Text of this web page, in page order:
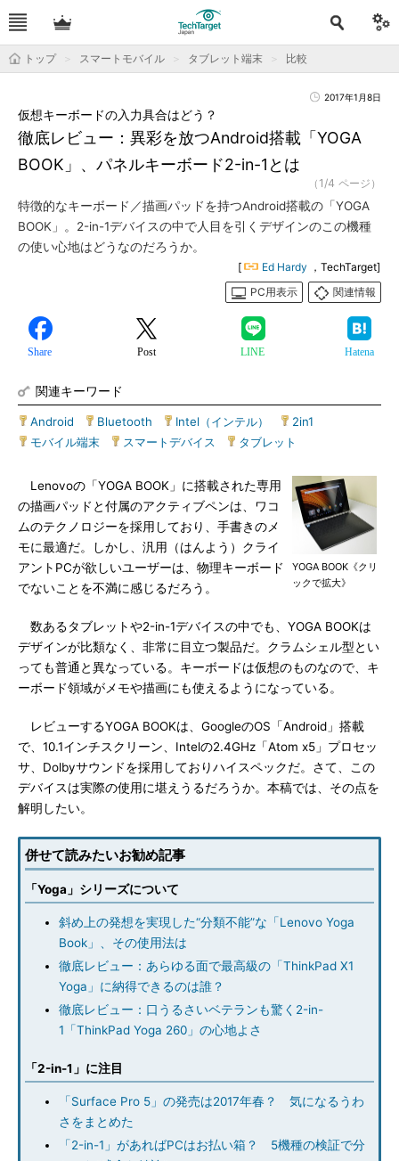
トップ スマートモバイル タブレット端末 比較
2017年1月8日
徹底レビュー：異彩を放つAndroid搭載「YOGA
BOOK」、パネルキーボード2-in-1とは
仮想キーボードの入力具合はどう？
（1/4 ページ）
特徴的なキーボード／描画パッドを持つAndroid搭載の「YOGA
BOOK」。2-in-1デバイスの中で人目を引くデザインのこの機種
の使い心地はどうなのだろうか。
[ Ed Hardy ，TechTarget]
PC用表示
関連情報
Share Post LINE Hatena
関連キーワード
Android Bluetooth Intel（インテル） 2in1
モバイル端末
スマートデバイス タブレット
YOGA BOOK《クリ
ックで拡大》
Lenovoの「YOGA BOOK」に搭載された専用
の描画パッドと付属のアクティブペンは、ワコ
ムのテクノロジーを採用しており、手書きのメ
モに最適だ。しかし、汎用（はんよう）クライ
アントPCが欲しいユーザーは、物理キーボード
でないことを不満に感じるだろう。
数あるタブレットや2-in-1デバイスの中でも、YOGA BOOKは
デザインが比類なく、非常に目立つ製品だ。クラムシェル型とい
っても普通と異なっている。キーボードは仮想のものなので、キ
ーボード領域がメモや描画にも使えるようになっている。
レビューするYOGA BOOKは、GoogleのOS「Android」搭載
で、10.1インチスクリーン、Intelの2.4GHz「Atom x5」プロセッ
サ、Dolbyサウンドを採用しておりハイスペックだ。さて、この
デバイスは実際の使用に堪えうるだろうか。本稿では、その点を
解明したい。
併せて読みたいお勧め記事
「Yoga」シリーズについて
斜め上の発想を実現した“分類不能”な「Lenovo Yoga
Book」、その使用法は
徹底レビュー：あらゆる面で最高級の「ThinkPad X1
Yoga」に納得できるのは誰？
徹底レビュー：口うるさいベテランも驚く2-in-
1「ThinkPad Yoga 260」の心地よさ
「2-in-1」に注目
「Surface Pro 5」の発売は2017年春？ 気になるうわ
さをまとめた
「2-in-1」があればPCはお払い箱？ 5機種の検証で分